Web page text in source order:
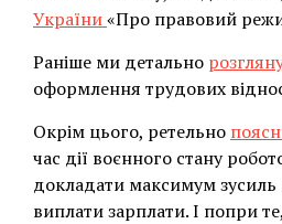
України«Про правовий
Раніше ми детально
оформлення трудових
Окрім цього, ретельно
час дії воєнного стану
докладати максимум зусиль
виплати зарплати. І попри